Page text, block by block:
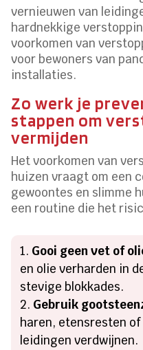
vernieuwen van
hardnekkige
voorkomen van
voor bewoners van
installaties.
Zo werk je
stappen om
vermijden
Het voorkomen van
huizen vraagt om een
gewoontes en slimme
een routine die het
Gooi geen vet of
en olie verharden in
stevige blokkades.
Gebruik
haren, etensresten
leidingen verdwijnen.